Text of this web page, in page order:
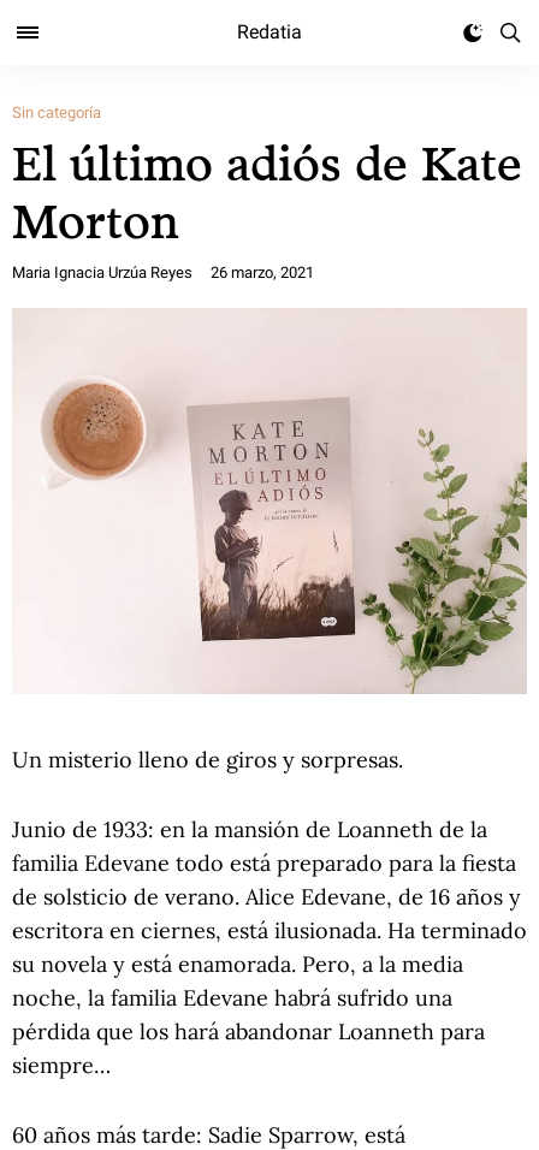
Redatia
Sin categoría
El último adiós de Kate
Morton
Maria Ignacia Urzúa Reyes 26 marzo, 2021
Un misterio lleno de giros y sorpresas.
Junio de 1933: en la mansión de Loanneth de la
familia Edevane todo está preparado para la fiesta
de solsticio de verano. Alice Edevane, de 16 años y
escritora en ciernes, está ilusionada. Ha terminado
su novela y está enamorada. Pero, a la media
noche, la familia Edevane habrá sufrido una
pérdida que los hará abandonar Loanneth para
siempre…
60 años más tarde: Sadie Sparrow, está